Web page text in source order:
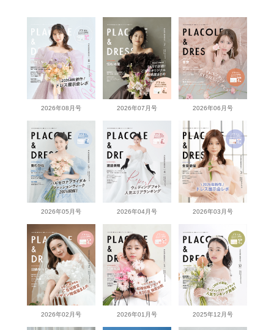
2026年08月号 2026年07月号 2026年06月号
2026年05月号 2026年04月号 2026年03月号
2026年02月号 2026年01月号 2025年12月号